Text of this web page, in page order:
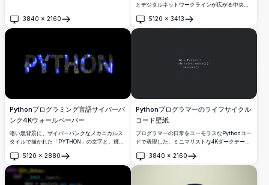
言語壁紙。
3840 × 2160
開く
とデジタルネットワークラインが広がる中央に
Pythonプログラミング言語壁紙。
5120 × 3413
開く
Pythonプログラミング言語サイバーパ
ンク4Kウォールペーパー
暗い黒背景に、サイバーパンクなメカニカルス
タイルで描かれた「PYTHON」の文字と、輝く
部が特徴の、4K高解像度の美しいウォールペー
パー。
5120 × 2880
開く
Pythonプログラマーのライフサイクル
コード壁紙
プログラマーの日常をユーモラスなPythonコー
ドで表現した、ミニマリストな4Kダークテーマ
頭している開発者にぴったりの一枚です。
3840 × 2160
開く